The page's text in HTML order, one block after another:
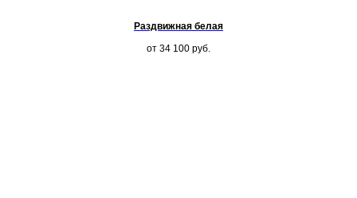
Раздвижная белая
от 34 100 руб.